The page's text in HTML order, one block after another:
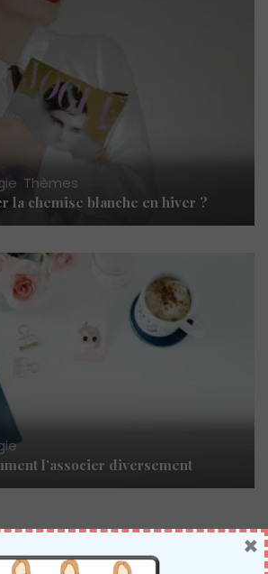
Thèmes
la chemise blanche en hiver ?
l’associer diversement
×